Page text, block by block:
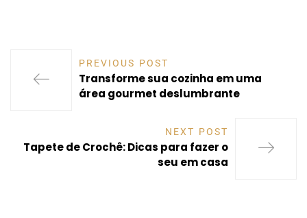
PREVIOUS POST
Transforme sua cozinha em uma
área gourmet deslumbrante
NEXT POST
Tapete de Crochê: Dicas para fazer o
seu em casa